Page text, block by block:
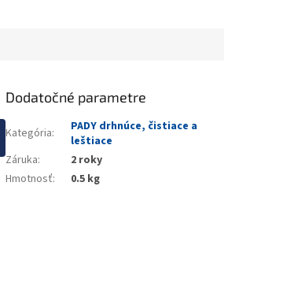
Dodatočné parametre
Kategória:
PADY drhnúce, čistiace a
leštiace
Záruka:
2 roky
Hmotnosť: 0.5 kg